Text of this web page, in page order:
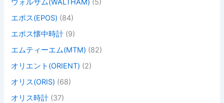
ウォルサム(WALTHAM) (5)
エポス(EPOS) (84)
エポス懐中時計 (9)
エムティーエム(MTM) (82)
オリエント(ORIENT) (2)
オリス(ORIS) (68)
オリス時計 (37)